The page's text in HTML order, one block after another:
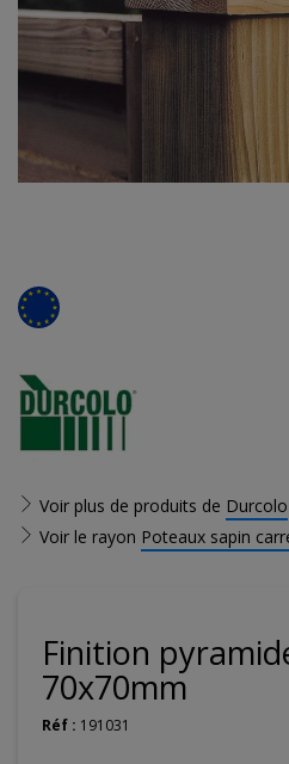
Voir plus de produits de Durcolo
Voir le rayon Poteaux sapin
Finition
70x70mm
Réf : 191031